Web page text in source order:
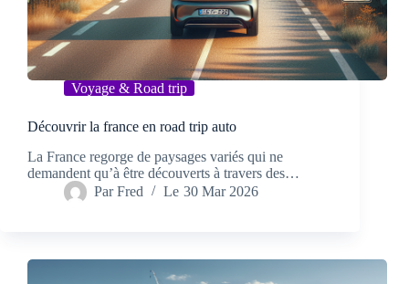
Voyage & Road trip
Découvrir la france en road trip auto
La France regorge de paysages variés qui ne
demandent qu’à être découverts à travers des…
Par Fred Le 30 Mar 2026